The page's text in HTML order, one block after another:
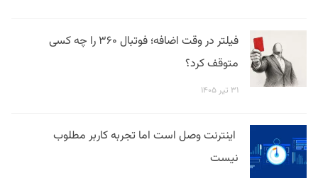
فیلتر در وقت اضافه؛ فوتبال ۳۶۰ را چه کسی
متوقف کرد؟
۳۱ تیر ۱۴۰۵
اینترنت وصل است اما تجربه کاربر مطلوب
نیست